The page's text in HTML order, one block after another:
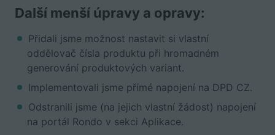
Další menší úpravy a opravy:
Přidali jsme možnost nastavit si vlastní
oddělovač čísla produktu při hromadném
generování produktových variant.
Implementovali jsme přímé napojení na DPD CZ.
Odstranili jsme (na jejich vlastní žádost) napojení
na portál Rondo v sekci Aplikace.